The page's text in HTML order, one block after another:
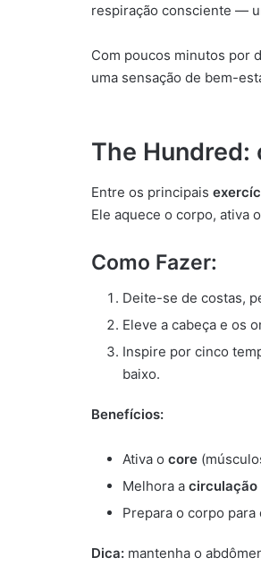
respiração consciente —
Com poucos minutos por
uma sensação de bem-
The Hundred:
Entre os principais
Ele aquece o corpo, ativa
Como Fazer:
Deite-se de costas,
Eleve a cabeça e os
Inspire por cinco
baixo.
Benefícios:
Ativa o core
Melhora a circulação
Prepara o corpo
Dica: mantenha o